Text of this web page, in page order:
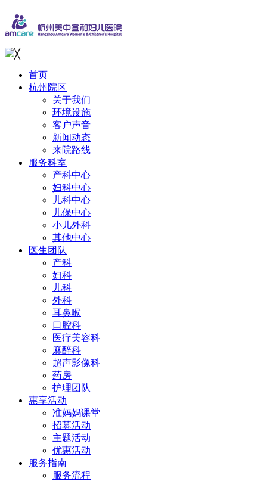
╳
首页
杭州院区
关于我们
环境设施
客户声音
新闻动态
来院路线
服务科室
产科中心
妇科中心
儿科中心
儿保中心
小儿外科
其他中心
医生团队
产科
妇科
儿科
外科
耳鼻喉
口腔科
医疗美容科
麻醉科
超声影像科
药房
护理团队
惠享活动
准妈妈课堂
招募活动
主题活动
优惠活动
服务指南
服务流程